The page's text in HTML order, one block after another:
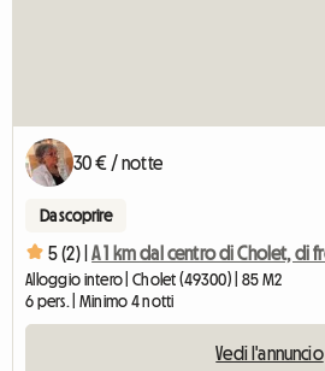
30 € / notte
Da scoprire
5 (2) |
Alloggio intero | Cholet (49300) | 85 M2
6 pers. | Minimo 4 notti
Vedi l'annuncio